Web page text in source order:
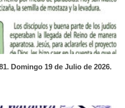
Domingo 19 de Julio de 2026.